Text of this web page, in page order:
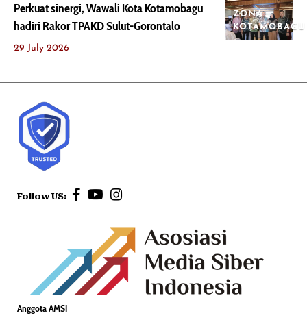
ZONA
KOTAMOBAGU
Perkuat sinergi, Wawali Kota Kotamobagu
hadiri Rakor TPAKD Sulut-Gorontalo
29 July 2026
Follow US:
Anggota AMSI